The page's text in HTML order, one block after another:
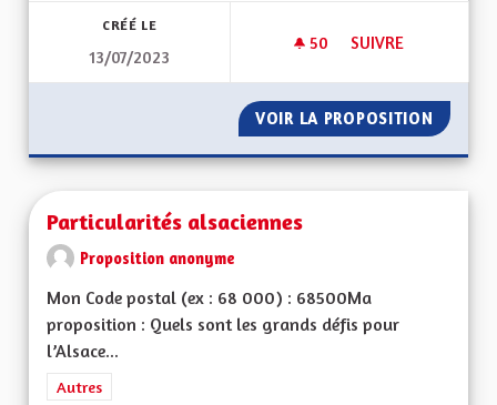
CRÉÉ LE
13/07/2023
50 50 ABONNÉS
SUIVRE
VOIR LA PROPOSITION
Particularités alsaciennes
Proposition anonyme
Mon Code postal (ex : 68 000) : 68500Ma
proposition : Quels sont les grands défis pour
l’Alsace...
Filtrer les résultats de la catégorie : Autres
Autres